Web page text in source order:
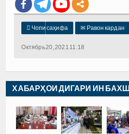
 Чопи саҳифа ✉ Равон кардан
Октябрь 20, 2021 11:18
ХАБАРҲОИ ДИГАРИ ИН БАХШ